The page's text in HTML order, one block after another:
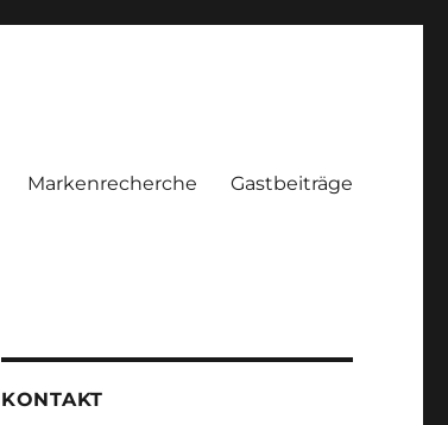
Markenrecherche Gastbeiträge
KONTAKT